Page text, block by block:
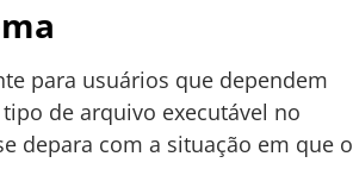
para usuários que dependem
de arquivo executável no
depara com a situação em que o